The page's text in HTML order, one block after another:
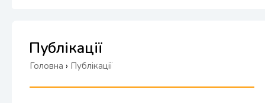
Публікації
Головна › Публікації